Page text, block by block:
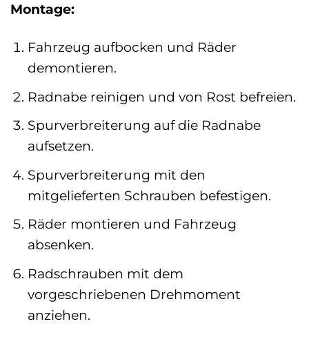
Montage:
Fahrzeug aufbocken und Räder
demontieren.
Radnabe reinigen und von Rost befreien.
Spurverbreiterung auf die Radnabe
aufsetzen.
Spurverbreiterung mit den
mitgelieferten Schrauben befestigen.
Räder montieren und Fahrzeug
absenken.
Radschrauben mit dem
vorgeschriebenen Drehmoment
anziehen.